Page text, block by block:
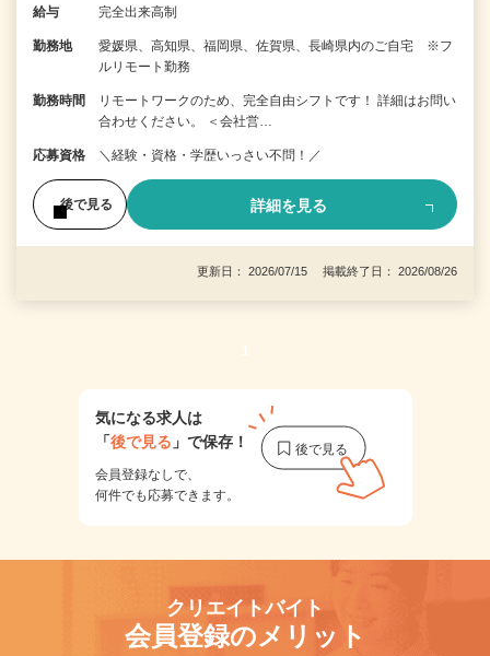
給与 完全出来高制
勤務地
愛媛県、高知県、福岡県、佐賀県、長崎県内のご自宅 ※フ
ルリモート勤務
勤務時間
リモートワークのため、完全自由シフトです！ 詳細はお問い
合わせください。 ＜会社営…
応募資格 ＼経験・資格・学歴いっさい不問！／
後で見る 詳細を見る
更新日： 2026/07/15 掲載終了日： 2026/08/26
1
気になる求人は
「後で見る 」で保存！
会員登録なしで、
何件でも応募できます。
クリエイトバイト
会員登録のメリット